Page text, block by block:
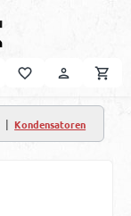
| Kondensatoren